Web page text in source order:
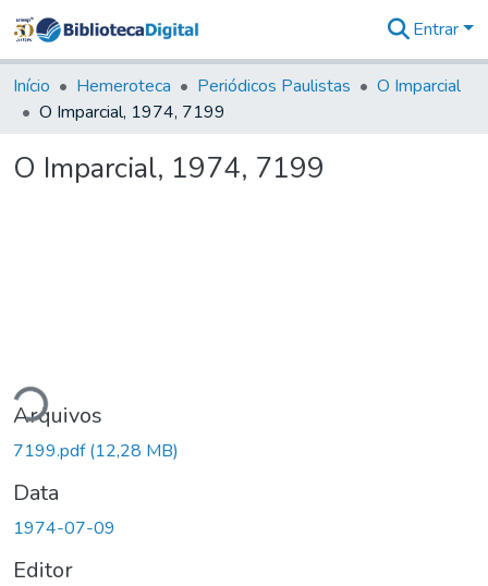
&
Coleções
Tudo na
Digital
Entrar
Início Hemeroteca Periódicos Paulistas
O Imparcial
O Imparcial, 1974, 7199
O Imparcial, 1974, 7199
Arquivos
7199.pdf(12,28 MB)
Data
1974-07-09
Editor